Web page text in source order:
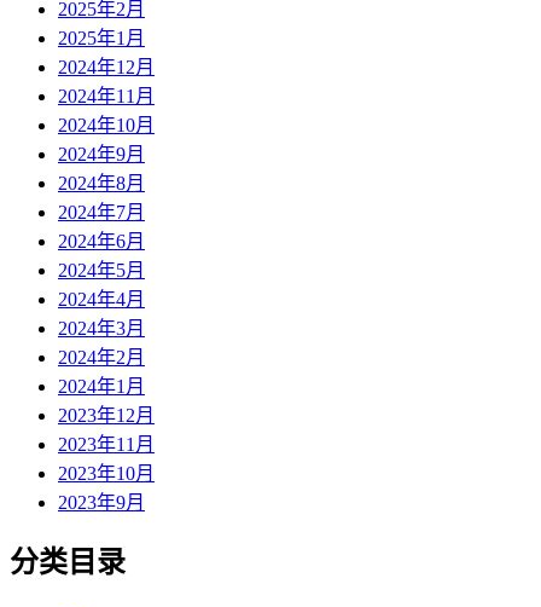
2025年2月
2025年1月
2024年12月
2024年11月
2024年10月
2024年9月
2024年8月
2024年7月
2024年6月
2024年5月
2024年4月
2024年3月
2024年2月
2024年1月
2023年12月
2023年11月
2023年10月
2023年9月
分类目录